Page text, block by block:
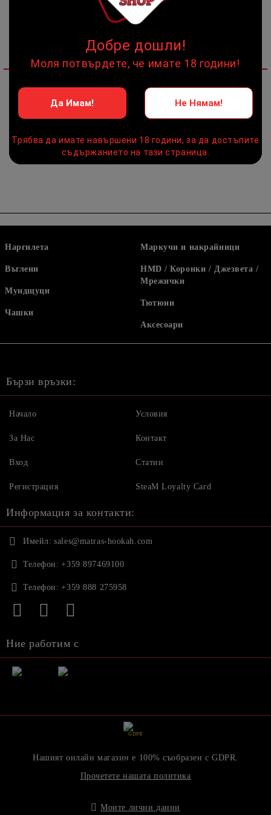
Детайлно описание
Постепенното загряване и балансираната температура
позволяват да се наслаждавате на сесията си по-дълго
благодарение на използваната качествена италианска
бяла глина.
Наргилета
Въглени
Мундщуци
Чашки
Маркучи и накрайници
HMD / Коронки / Джезвета /
Мрежички
Тютюни
Аксесоари
Бързи връзки:
Начало
За Нас
Вход
Регистрация
Условия
Контакт
Статии
SteaM Loyalty Card
Информация за контакти:
Имейл: sales@matras-hookah.com
Телефон: +359 897469100
Телефон: +359 888 275958
Ние работим с
GDPR
Нашият онлайн магазин е 100% съобразен с GDPR.
Прочетете нашата политика
Моите лични данни
Добре дошли!
Моля потвърдете, че имате 18 години!
Да Имам! Не Нямам!
Трябва да имате навършени 18 години, за да достъпите
съдържанието на тази страница.